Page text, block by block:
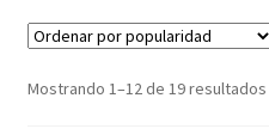
OFERTAS LAST MINUTE
SEGUROS DE BUCEO
Mostrando 1–12 de 19 resultados